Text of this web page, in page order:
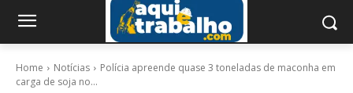
Home Notícias
Polícia apreende quase 3 toneladas de maconha em
carga de soja no...